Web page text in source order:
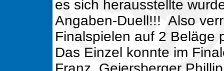
es sich herausstellte
Angaben-Duell!!! Also
Finalspielen auf 2 Beläge
Das Einzel konnte im